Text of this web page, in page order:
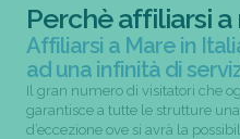
Perchè affiliarsi
Affiliarsi a Mare in
ad una infinità di
Il gran numero di visitatori che
garantisce a tutte le strutture
d’eccezione ove si avrà la